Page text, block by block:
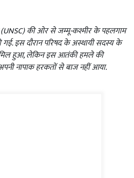
(UNSC) की ओर से जम्मू-कश्मीर के पहलगाम
इस दौरान परिषद के अस्थायी सदस्य के
हुआ, लेकिन इस आतंकी हमले की
नापाक हरकतों से बाज नहीं आया.